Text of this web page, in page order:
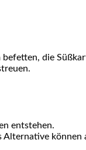
befet­ten, die
entstehen.
Alter­na­ti­ve